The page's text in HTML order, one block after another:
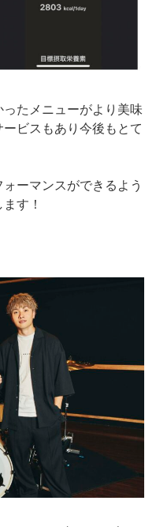
たメニューがより美味
ビスもあり今後もとて
ーマンスができるよう
す！